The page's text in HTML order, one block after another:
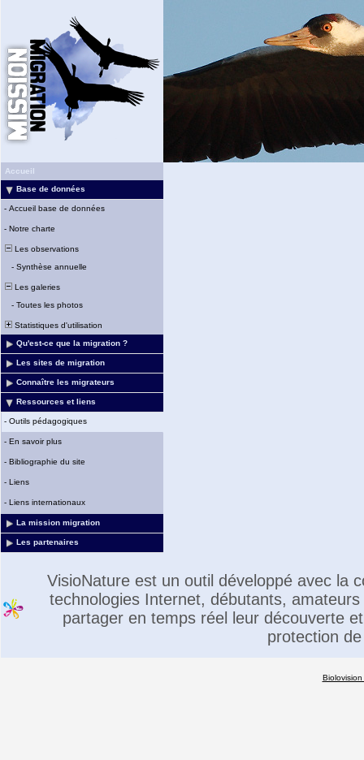
Accueil
Base de données
- Accueil base de données
- Notre charte
Les observations
- Synthèse annuelle
Les galeries
- Toutes les photos
Statistiques d'utilisation
Qu'est-ce que la migration ?
Les sites de migration
Connaître les migrateurs
Ressources et liens
- Outils pédagogiques
- En savoir plus
- Bibliographie du site
- Liens
- Liens internationaux
La mission migration
Les partenaires
VisioNature est un outil développé avec la
technologies Internet, débutants,
partager en temps réel leur découverte
protection
Biolovision